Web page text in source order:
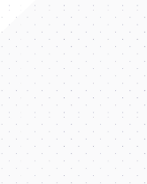
Advertising
Amazon ermöglicht